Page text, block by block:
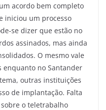
acordo bem completo
iniciou um processo
se dizer que estão no
assinados, mas ainda
O mesmo vale
enquanto no Santander
outras instituições
de implantação. Falta
o teletrabalho